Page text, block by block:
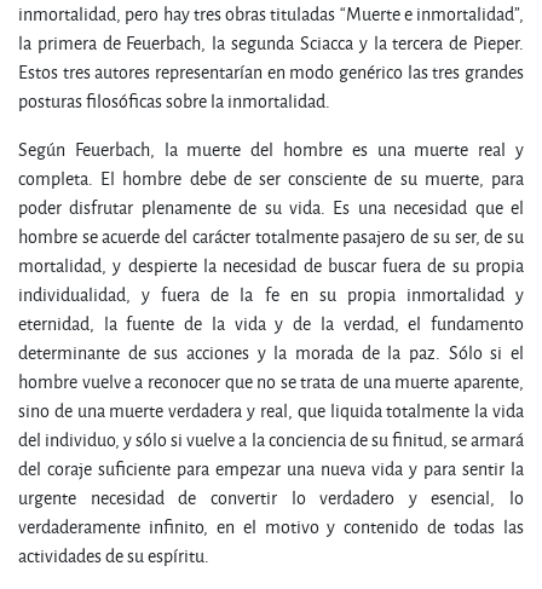
inmortalidad, pero hay tres obras tituladas “Muerte e inmortalidad”,
la primera de Feuerbach, la segunda Sciacca y la tercera de Pieper.
Estos tres autores representarían en modo genérico las tres grandes
posturas filosóficas sobre la inmortalidad.
Según Feuerbach, la muerte del hombre es una muerte real y
completa. El hombre debe de ser consciente de su muerte, para
poder disfrutar plenamente de su vida. Es una necesidad que el
hombre se acuerde del carácter totalmente pasajero de su ser, de su
mortalidad, y despierte la necesidad de buscar fuera de su propia
individualidad, y fuera de la fe en su propia inmortalidad y
eternidad, la fuente de la vida y de la verdad, el fundamento
determinante de sus acciones y la morada de la paz. Sólo si el
hombre vuelve a reconocer que no se trata de una muerte aparente,
sino de una muerte verdadera y real, que liquida totalmente la vida
del individuo, y sólo si vuelve a la conciencia de su finitud, se armará
del coraje suficiente para empezar una nueva vida y para sentir la
urgente necesidad de convertir lo verdadero y esencial, lo
verdaderamente infinito, en el motivo y contenido de todas las
actividades de su espíritu.